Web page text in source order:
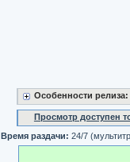
Особенности релиза:
Просмотр доступен
Время раздачи: 24/7